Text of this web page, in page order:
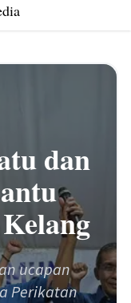
dan
ucapan
Perikatan